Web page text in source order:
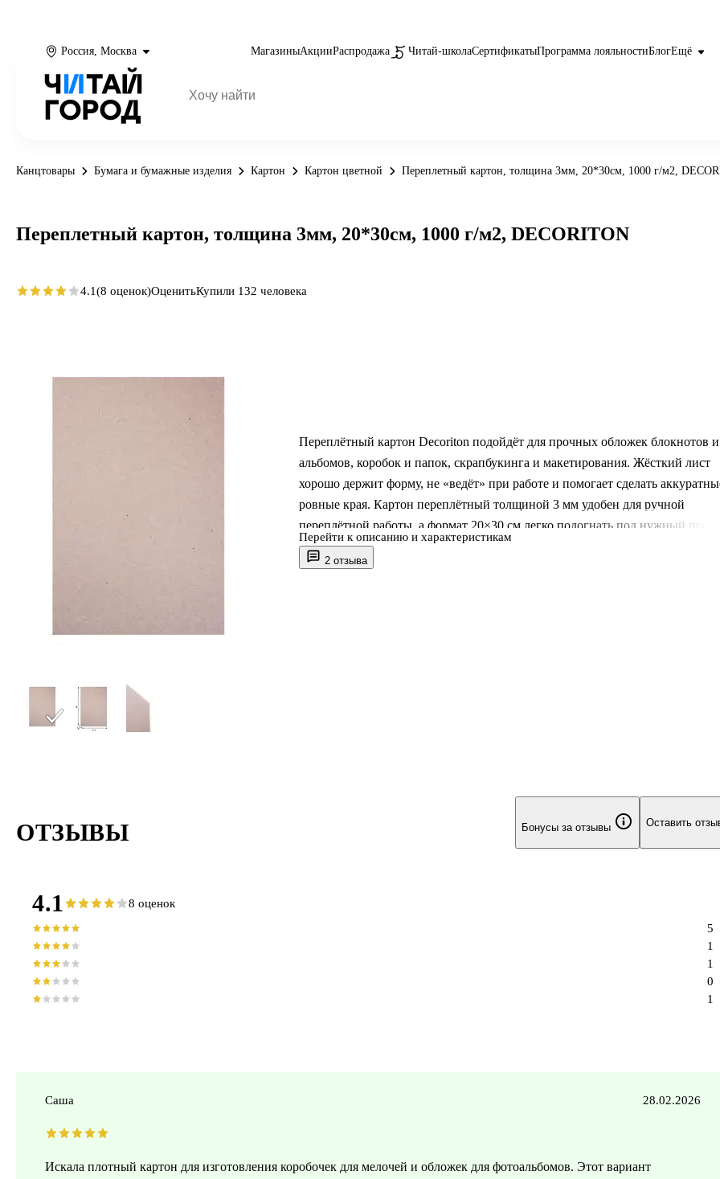
Россия, Москва МагазиныАкцииРаспродажа Читай-школаСертификатыПрограмма лояльностиБлогЕщё
Канцтовары Бумага и бумажные изделия Картон Картон цветной Переплетный картон, толщина 3мм, 20*30см, 1000 г/м2,
2 отзыва
Переплётный картон Decoriton подойдёт для прочных обложек блокнотов и
альбомов, коробок и папок, скрапбукинга и макетирования. Жёсткий лист
хорошо держит форму, не «ведёт» при работе и помогает сделать
ровные края. Картон переплётный толщиной 3 мм удобен для ручной
переплётной работы, а формат 20×30 см легко подогнать под нужный
Перейти к описанию и характеристикам
Переплетный картон, толщина 3мм, 20*30см, 1000 г/м2, DECORITON
4.1(8 оценок)ОценитьКупили 132 человека
ОТЗЫВЫ Бонусы за отзывы Оставить
4.1 8 оценок
1
0
1
1
5
Саша 28.02.2026
Искала плотный картон для изготовления коробочек для мелочей и обложек для фотоальбомов. Этот вариант